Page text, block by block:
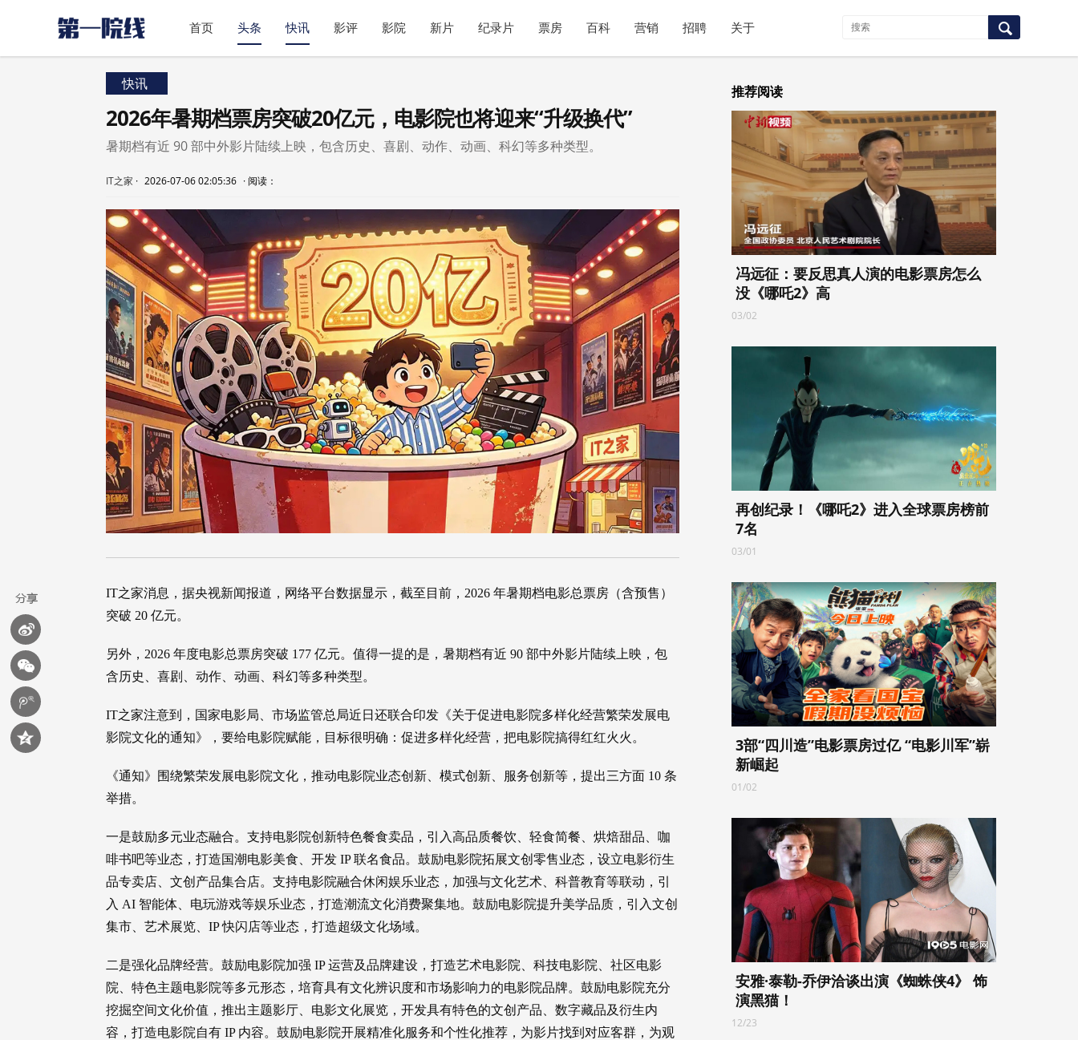
首页 头条 快讯 影评 影院 新片 纪录片 票房 百科 营销 招聘 关于
快讯
2026年暑期档票房突破20亿元，电影院也将迎来“升级换代”
暑期档有近 90 部中外影片陆续上映，包含历史、喜剧、动作、动画、科幻等多种类型。
IT之家 · 2026-07-06 02:05:36 ·阅读：
IT之家消息，据央视新闻报道，网络平台数据显示，截至目前，2026 年暑期档电影总票房（含预售）
突破 20 亿元。
另外，2026 年度电影总票房突破 177 亿元。值得一提的是，暑期档有近 90 部中外影片陆续上映，包
含历史、喜剧、动作、动画、科幻等多种类型。
IT之家注意到，国家电影局、市场监管总局近日还联合印发《关于促进电影院多样化经营繁荣发展电
影院文化的通知》，要给电影院赋能，目标很明确：促进多样化经营，把电影院搞得红红火火。
《通知》围绕繁荣发展电影院文化，推动电影院业态创新、模式创新、服务创新等，提出三方面 10 条
举措。
一是鼓励多元业态融合。支持电影院创新特色餐食卖品，引入高品质餐饮、轻食简餐、烘焙甜品、咖
啡书吧等业态，打造国潮电影美食、开发 IP 联名食品。鼓励电影院拓展文创零售业态，设立电影衍生
品专卖店、文创产品集合店。支持电影院融合休闲娱乐业态，加强与文化艺术、科普教育等联动，引
入 AI 智能体、电玩游戏等娱乐业态，打造潮流文化消费聚集地。鼓励电影院提升美学品质，引入文创
集市、艺术展览、IP 快闪店等业态，打造超级文化场域。
二是强化品牌经营。鼓励电影院加强 IP 运营及品牌建设，打造艺术电影院、科技电影院、社区电影
院、特色主题电影院等多元形态，培育具有文化辨识度和市场影响力的电影院品牌。鼓励电影院充分
挖掘空间文化价值，推出主题影厅、电影文化展览，开发具有特色的文创产品、数字藏品及衍生内
容，打造电影院自有 IP 内容。鼓励电影院开展精准化服务和个性化推荐，为影片找到对应客群，为观
推荐阅读
冯远征：要反思真人演的电影票房怎么
没《哪吒2》高
03/02
再创纪录！《哪吒2》进入全球票房榜前
7名
03/01
3部“四川造”电影票房过亿 “电影川军”崭
新崛起
01/02
安雅·泰勒-乔伊洽谈出演《蜘蛛侠4》 饰
演黑猫！
12/23